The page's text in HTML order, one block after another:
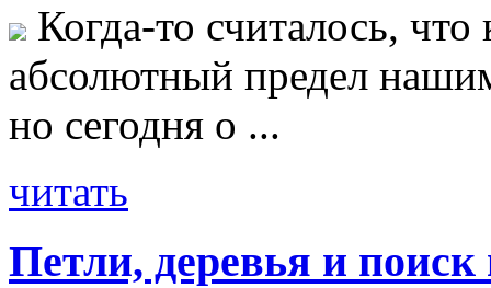
Когда-то считалось, что
абсолютный предел
но сегодня о ...
читать
Петли, деревья и